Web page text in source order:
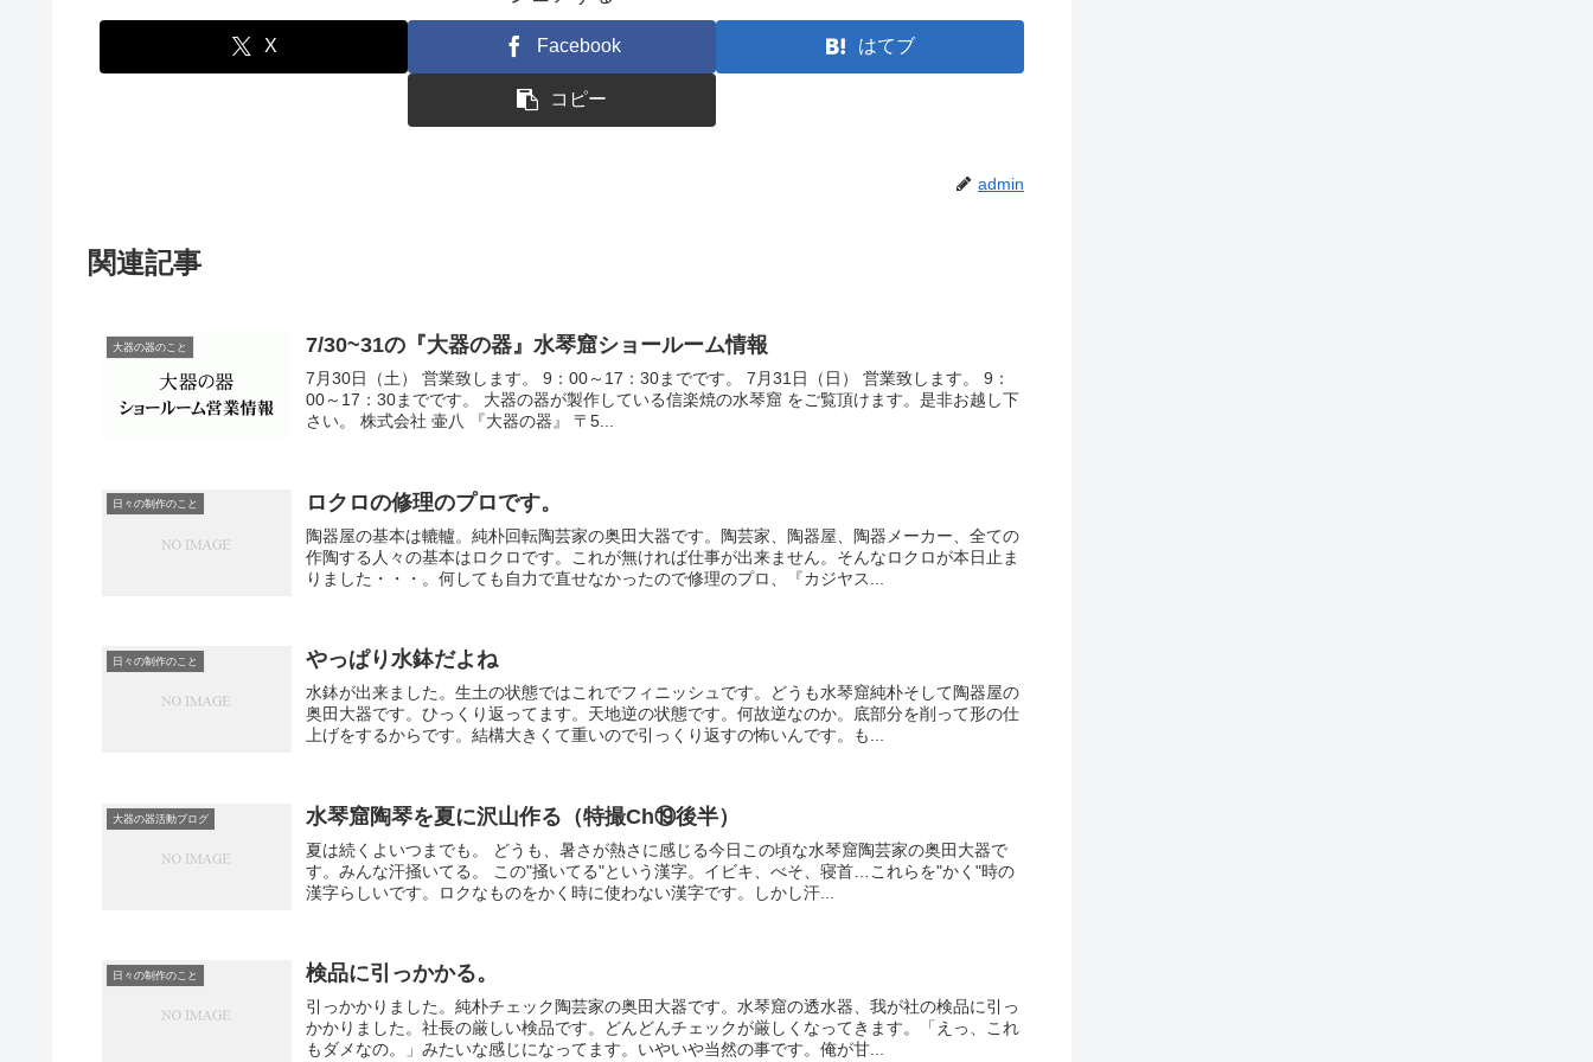
X Facebook はてブ
コピー
admin
関連記事
大器の器のこと 7/30~31の『大器の器』水琴窟ショールーム情報
7月30日（土） 営業致します。 9：00～17：30までです。 7月31日（日） 営業致します。 9：
00～17：30までです。 大器の器が製作している信楽焼の水琴窟 をご覧頂けます。是非お越し下
さい。 株式会社 壷八 『大器の器』 〒5...
日々の制作のこと ロクロの修理のプロです。
陶器屋の基本は轆轤。純朴回転陶芸家の奥田大器です。陶芸家、陶器屋、陶器メーカー、全ての
作陶する人々の基本はロクロです。これが無ければ仕事が出来ません。そんなロクロが本日止ま
りました・・・。何しても自力で直せなかったので修理のプロ、『カジヤス...
日々の制作のこと やっぱり水鉢だよね
水鉢が出来ました。生土の状態ではこれでフィニッシュです。どうも水琴窟純朴そして陶器屋の
奥田大器です。ひっくり返ってます。天地逆の状態です。何故逆なのか。底部分を削って形の仕
上げをするからです。結構大きくて重いので引っくり返すの怖いんです。も...
大器の器活動ブログ 水琴窟陶琴を夏に沢山作る（特撮Ch⑲後半）
夏は続くよいつまでも。 どうも、暑さが熱さに感じる今日この頃な水琴窟陶芸家の奥田大器で
す。みんな汗掻いてる。 この"掻いてる"という漢字。イビキ、べそ、寝首…これらを"かく"時の
漢字らしいです。ロクなものをかく時に使わない漢字です。しかし汗...
日々の制作のこと 検品に引っかかる。
引っかかりました。純朴チェック陶芸家の奥田大器です。水琴窟の透水器、我が社の検品に引っ
かかりました。社長の厳しい検品です。どんどんチェックが厳しくなってきます。「えっ、これ
もダメなの。」みたいな感じになってます。いやいや当然の事です。俺が甘...